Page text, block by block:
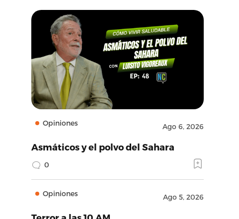
Opiniones Ago 6, 2026
Asmáticos y el polvo del Sahara
0
Opiniones Ago 5, 2026